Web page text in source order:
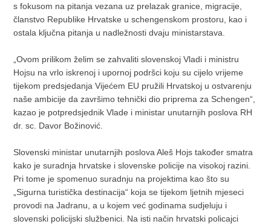
s fokusom na pitanja vezana uz prelazak granice, migracije,
članstvo Republike Hrvatske u schengenskom prostoru, kao i
ostala ključna pitanja u nadležnosti dvaju ministarstava.
„Ovom prilikom želim se zahvaliti slovenskoj Vladi i ministru
Hojsu na vrlo iskrenoj i upornoj podršci koju su cijelo vrijeme
tijekom predsjedanja Vijećem EU pružili Hrvatskoj u ostvarenju
naše ambicije da završimo tehnički dio priprema za Schengen“,
kazao je potpredsjednik Vlade i ministar unutarnjih poslova RH
dr. sc. Davor Božinović.
Slovenski ministar unutarnjih poslova Aleš Hojs također smatra
kako je suradnja hrvatske i slovenske policije na visokoj razini.
Pri tome je spomenuo suradnju na projektima kao što su
„Sigurna turistička destinacija“ koja se tijekom ljetnih mjeseci
provodi na Jadranu, a u kojem već godinama sudjeluju i
slovenski policijski službenici. Na isti način hrvatski policajci